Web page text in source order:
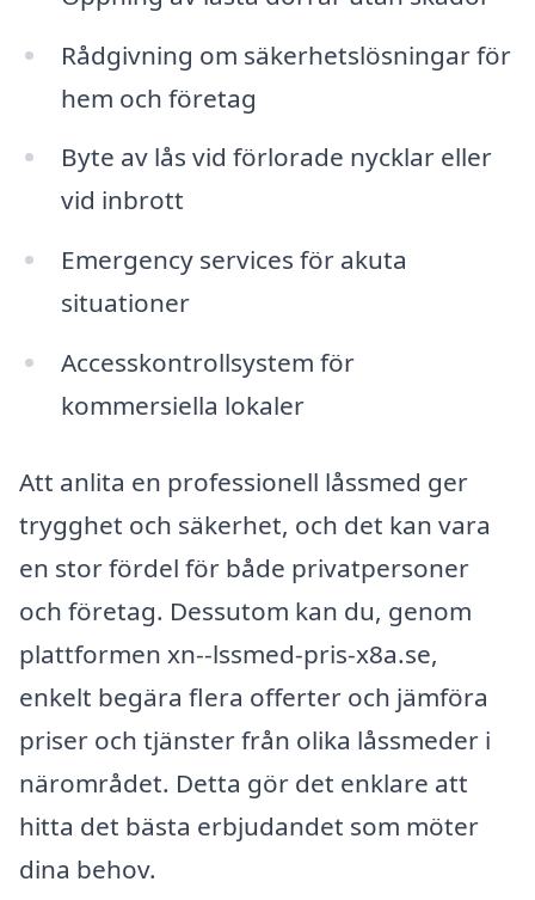
Rådgivning om säkerhetslösningar för
hem och företag
Byte av lås vid förlorade nycklar eller
vid inbrott
Emergency services för akuta
situationer
Accesskontrollsystem för
kommersiella lokaler
Att anlita en professionell låssmed ger
trygghet och säkerhet, och det kan vara
en stor fördel för både privatpersoner
och företag. Dessutom kan du, genom
plattformen xn--lssmed-pris-x8a.se,
enkelt begära flera offerter och jämföra
priser och tjänster från olika låssmeder i
närområdet. Detta gör det enklare att
hitta det bästa erbjudandet som möter
dina behov.